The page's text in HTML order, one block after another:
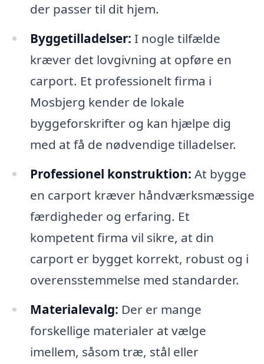
der passer til dit hjem.
Byggetilladelser: I nogle tilfælde
kræver det lovgivning at opføre en
carport. Et professionelt firma i
Mosbjerg kender de lokale
byggeforskrifter og kan hjælpe dig
med at få de nødvendige tilladelser.
Professionel konstruktion: At bygge
en carport kræver håndværksmæssige
færdigheder og erfaring. Et
kompetent firma vil sikre, at din
carport er bygget korrekt, robust og i
overensstemmelse med standarder.
Materialevalg: Der er mange
forskellige materialer at vælge
imellem, såsom træ, stål eller